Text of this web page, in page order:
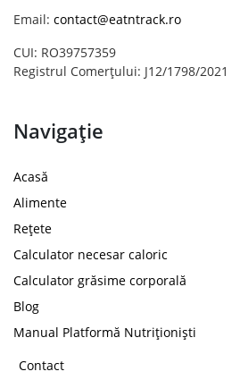
Email: contact@eatntrack.ro
CUI: RO39757359
Registrul Comerțului: J12/1798/2021
Navigație
Acasă
Alimente
Rețete
Calculator necesar caloric
Calculator grăsime corporală
Blog
Manual Platformă Nutriționiști
Contact